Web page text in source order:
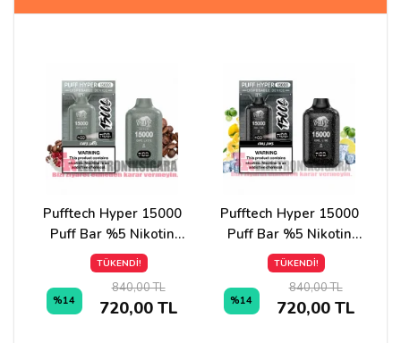
adres aramıştım. İnternette hep burayı gördüm.
Siparişim kısa sürede elime ulaştı teşekkür ediyorum.
Bu puffun çekimini ve aromasını beğendim tek sorun
sigaranın yerine koymayı düşünüyordum ama benim
kadar sigaraya bağımlıysanız kesmiyor %5 nikotin
dahakine.
Pufftech Hyper 15000
Puff Bar %5 Nikotin
Cafe Latte
TÜKENDİ!
%14
840,00 TL
720,00 TL
Pufftech Hyper 15000
Puff Bar %5 Nikotin
Cool Lime
TÜKENDİ!
%14
840,00 TL
720,00 TL